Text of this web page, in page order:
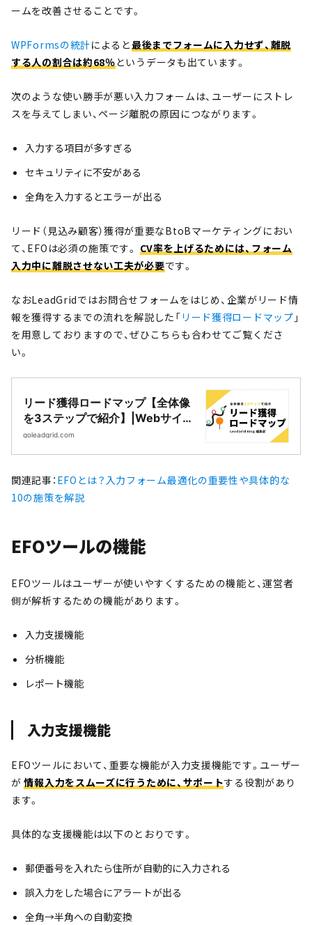
ームを改善させることです。
WPFormsの統計によると最後までフォームに入力せず、離脱
する人の割合は約68％というデータも出ています。
次のような使い勝手が悪い入力フォームは、ユーザーにストレ
スを与えてしまい、ページ離脱の原因につながります。
入力する項目が多すぎる
セキュリティに不安がある
全角を入力するとエラーが出る
リード（見込み顧客）獲得が重要なBtoBマーケティングにおい
て、EFOは必須の施策です。 CV率を上げるためには、フォーム
入力中に離脱させない工夫が必要です。
なおLeadGridではお問合せフォームをはじめ、企業がリード情
報を獲得するまでの流れを解説した「 リード獲得ロードマップ 」
を用意しておりますので、ぜひこちらも合わせてご覧くださ
い。
リード獲得ロードマップ【全体像
を3ステップで紹介】|Webサイト
制作・CMS開発｜LeadGrid
goleadgrid.com
関連記事：EFOとは？入力フォーム最適化の重要性や具体的な
10の施策を解説
EFOツールの機能
EFOツールはユーザーが使いやすくするための機能と、運営者
側が解析するための機能があります。
入力支援機能
分析機能
レポート機能
入力支援機能
EFOツールにおいて、重要な機能が入力支援機能です。ユーザー
が情報入力をスムーズに行うために、サポートする役割があり
ます。
具体的な支援機能は以下のとおりです。
郵便番号を入れたら住所が自動的に入力される
誤入力をした場合にアラートが出る
全角→半角への自動変換